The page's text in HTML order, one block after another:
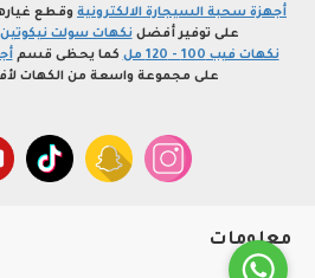
أجهزة سحبة السيجارة الالكترونية وقطع
على توفير أفضلنكهات سولت نيكوتين
نكهات فيب 100 - 120 مل
كما يحظى قسم
على مجموعة واسعة من الكهات
معلومات